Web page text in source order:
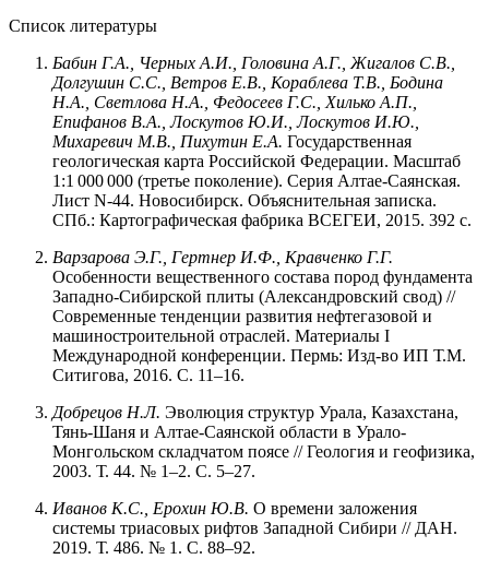
Список литературы
Бабин Г.А., Черных А.И., Головина А.Г., Жигалов С.В.,
Долгушин С.С., Ветров Е.В., Кораблева Т.В., Бодина
Н.А., Светлова Н.А., Федосеев Г.С., Хилько А.П.,
Епифанов В.А., Лоскутов Ю.И., Лоскутов И.Ю.,
Михаревич М.В., Пихутин Е.А. Государственная
геологическая карта Российской Федерации. Масштаб
1:1 000 000 (третье поколение). Серия Алтае-Саянская.
Лист N-44. Новосибирск. Объяснительная записка.
СПб.: Картографическая фабрика ВСЕГЕИ, 2015. 392 с.
Варзарова Э.Г., Гертнер И.Ф., Кравченко Г.Г.
Особенности вещественного состава пород фундамента
Западно-Сибирской плиты (Александровский свод) //
Современные тенденции развития нефтегазовой и
машиностроительной отраслей. Материалы I
Международной конференции. Пермь: Изд-во ИП Т.М.
Ситигова, 2016. С. 11–16.
Добрецов Н.Л. Эволюция структур Урала, Казахстана,
Тянь-Шаня и Алтае-Саянской области в Урало-
Монгольском складчатом поясе // Геология и геофизика,
2003. Т. 44. № 1–2. С. 5–27.
Иванов К.С., Ерохин Ю.В. О времени заложения
системы триасовых рифтов Западной Сибири // ДАН.
2019. Т. 486. № 1. С. 88–92.